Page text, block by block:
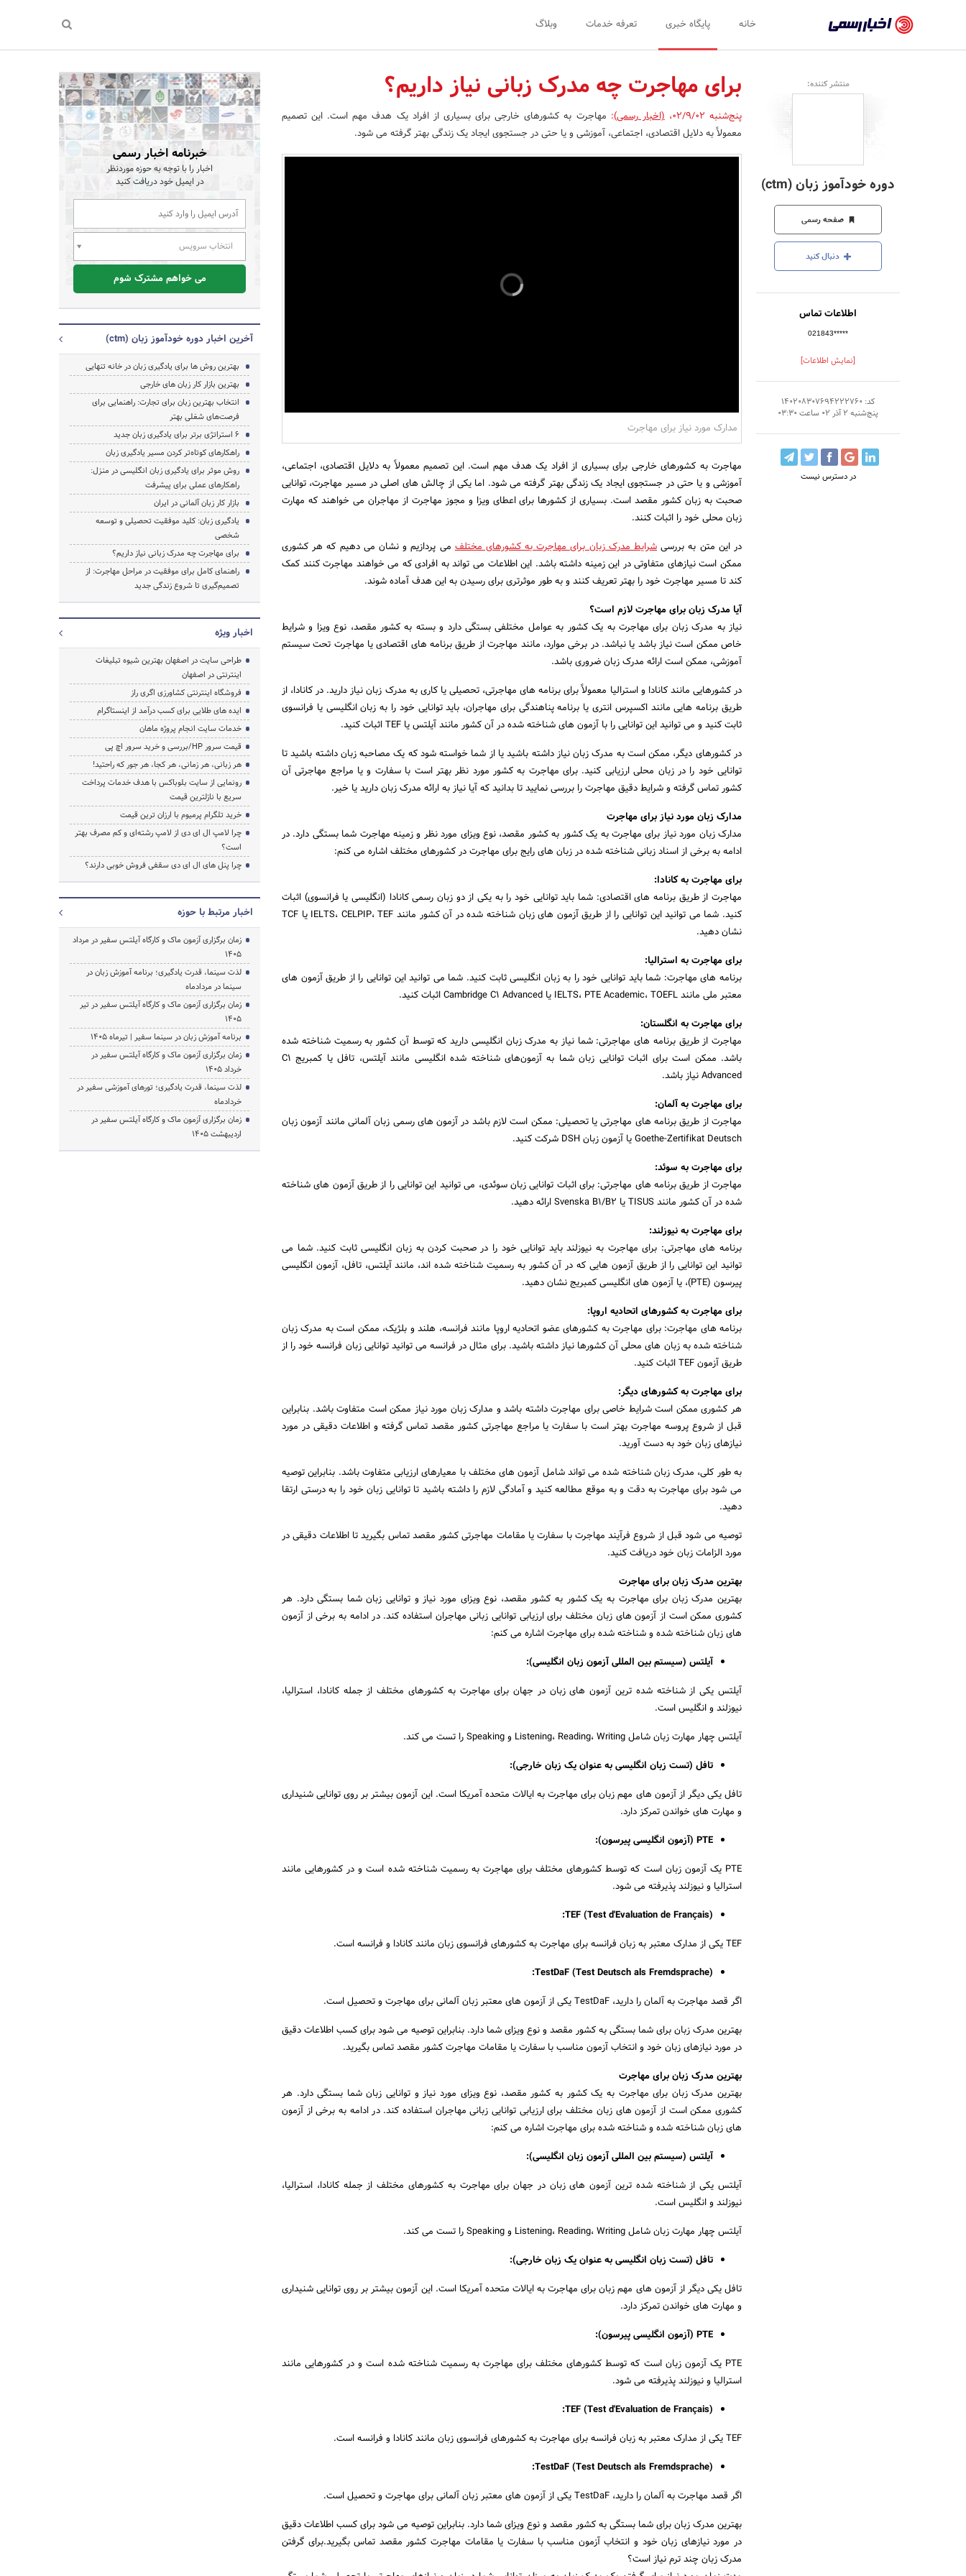
رسمی
-
اخبار
شرکت‌ها،
سازمان‌ها
و
روابط
عمومی‌ها
خانه پایگاه خبری تعرفه خدمات وبلاگ
جستجو
منتشر کننده:
دوره خودآموز زبان (ctm)
صفحه رسمی
دنبال کنید
اطلاعات تماس
021843*****
[نمایش اطلاعات]
کد: 140208307694222760
پنج‌شنبه 2 آذر 02 ساعت 03:30
در دسترس نیست
برای مهاجرت چه مدرک زبانی نیاز داریم؟
پنج‌شنبه 02/9/02 ،(اخبار رسمی): مهاجرت به کشورهای خارجی برای بسیاری از افراد یک هدف مهم است. این تصمیم
معمولاً به دلایل اقتصادی، اجتماعی، آموزشی و یا حتی در جستجوی ایجاد یک زندگی بهتر گرفته می شود.
مدارک مورد نیاز برای مهاجرت
مهاجرت به کشورهای خارجی برای بسیاری از افراد یک هدف مهم است. این تصمیم معمولاً به دلایل اقتصادی، اجتماعی،
آموزشی و یا حتی در جستجوی ایجاد یک زندگی بهتر گرفته می شود. اما یکی از چالش های اصلی در مسیر مهاجرت، توانایی
صحبت به زبان کشور مقصد است. بسیاری از کشورها برای اعطای ویزا و مجوز مهاجرت از مهاجران می خواهند که مهارت
زبان محلی خود را اثبات کنند.
در این متن به بررسی شرایط مدرک زبان برای مهاجرت به کشورهای مختلفمی پردازیم و نشان می دهیم که هر کشوری
ممکن است نیازهای متفاوتی در این زمینه داشته باشد. این اطلاعات می تواند به افرادی که می خواهند مهاجرت کنند کمک
کند تا مسیر مهاجرت خود را بهتر تعریف کنند و به طور موثرتری برای رسیدن به این هدف آماده شوند.
آیا مدرک زبان برای مهاجرت لازم است؟
نیاز به مدرک زبان برای مهاجرت به یک کشور به عوامل مختلفی بستگی دارد و بسته به کشور مقصد، نوع ویزا و شرایط
خاص ممکن است نیاز باشد یا نباشد. در برخی موارد، مانند مهاجرت از طریق برنامه های اقتصادی یا مهاجرت تحت سیستم
آموزشی، ممکن است ارائه مدرک زبان ضروری باشد.
در کشورهایی مانند کانادا و استرالیا معمولاً برای برنامه های مهاجرتی، تحصیلی یا کاری به مدرک زبان نیاز دارید. در کانادا، از
طریق برنامه هایی مانند اکسپرس انتری یا برنامه پناهندگی برای مهاجران، باید توانایی خود را به زبان انگلیسی یا فرانسوی
ثابت کنید و می توانید این توانایی را با آزمون های شناخته شده در آن کشور مانند آیلتس یا TEF اثبات کنید.
در کشورهای دیگر، ممکن است به مدرک زبان نیاز داشته باشید یا از شما خواسته شود که یک مصاحبه زبان داشته باشید تا
توانایی خود را در زبان محلی ارزیابی کنید. برای مهاجرت به کشور مورد نظر بهتر است با سفارت و یا مراجع مهاجرتی آن
کشور تماس گرفته و شرایط دقیق مهاجرت را بررسی نمایید تا بدانید که آیا نیاز به ارائه مدرک زبان دارید یا خیر.
مدارک زبان مورد نیاز برای مهاجرت
مدارک زبان مورد نیاز برای مهاجرت به یک کشور به کشور مقصد، نوع ویزای مورد نظر و زمینه مهاجرت شما بستگی دارد. در
ادامه به برخی از اسناد زبانی شناخته شده در زبان های رایج برای مهاجرت در کشورهای مختلف اشاره می کنم:
برای مهاجرت به کانادا:
مهاجرت از طریق برنامه های اقتصادی: شما باید توانایی خود را به یکی از دو زبان رسمی کانادا (انگلیسی یا فرانسوی) اثبات
کنید. شما می توانید این توانایی را از طریق آزمون های زبان شناخته شده در آن کشور مانند IELTS، CELPIP، TEF یا TCF
نشان دهید.
برای مهاجرت به استرالیا:
برنامه های مهاجرت: شما باید توانایی خود را به زبان انگلیسی ثابت کنید. شما می توانید این توانایی را از طریق آزمون های
معتبر ملی مانند IELTS، PTE Academic، TOEFL یا Cambridge C1 Advanced اثبات کنید.
برای مهاجرت به انگلستان:
مهاجرت از طریق برنامه های مهاجرتی: شما نیاز به مدرک زبان انگلیسی دارید که توسط آن کشور به رسمیت شناخته شده
باشد. ممکن است برای اثبات توانایی زبان شما به آزمون‌های شناخته شده انگلیسی مانند آیلتس، تافل یا کمبریج C1
Advanced نیاز باشد.
برای مهاجرت به آلمان:
مهاجرت از طریق برنامه های مهاجرتی یا تحصیلی: ممکن است لازم باشد در آزمون های رسمی زبان آلمانی مانند آزمون زبان
Goethe-Zertifikat Deutsch یا آزمون زبان DSH شرکت کنید.
برای مهاجرت به سوئد:
مهاجرت از طریق برنامه های مهاجرتی: برای اثبات توانایی زبان سوئدی، می توانید این توانایی را از طریق آزمون های شناخته
شده در آن کشور مانند TISUS یا Svenska B1/B2 ارائه دهید.
برای مهاجرت به نیوزلند:
برنامه های مهاجرتی: برای مهاجرت به نیوزلند باید توانایی خود را در صحبت کردن به زبان انگلیسی ثابت کنید. شما می
توانید این توانایی را از طریق آزمون هایی که در آن کشور به رسمیت شناخته شده اند، مانند آیلتس، تافل، آزمون انگلیسی
پیرسون (PTE)، یا آزمون های انگلیسی کمبریج نشان دهید.
برای مهاجرت به کشورهای اتحادیه اروپا:
برنامه های مهاجرت: برای مهاجرت به کشورهای عضو اتحادیه اروپا مانند فرانسه، هلند و بلژیک، ممکن است به مدرک زبان
شناخته شده به زبان های محلی آن کشورها نیاز داشته باشید. برای مثال در فرانسه می توانید توانایی زبان فرانسه خود را از
طریق آزمون TEF اثبات کنید.
برای مهاجرت به کشورهای دیگر:
هر کشوری ممکن است شرایط خاصی برای مهاجرت داشته باشد و مدارک زبان مورد نیاز ممکن است متفاوت باشد. بنابراین
قبل از شروع پروسه مهاجرت بهتر است با سفارت یا مراجع مهاجرتی کشور مقصد تماس گرفته و اطلاعات دقیقی در مورد
نیازهای زبان خود به دست آورید.
به طور کلی، مدرک زبان شناخته شده می تواند شامل آزمون های مختلف با معیارهای ارزیابی متفاوت باشد. بنابراین توصیه
می شود برای مهاجرت به دقت و به موقع مطالعه کنید و آمادگی لازم را داشته باشید تا توانایی زبان خود را به درستی ارتقا
دهید.
توصیه می شود قبل از شروع فرآیند مهاجرت با سفارت یا مقامات مهاجرتی کشور مقصد تماس بگیرید تا اطلاعات دقیقی در
مورد الزامات زبان خود دریافت کنید.
بهترین مدرک زبان برای مهاجرت
بهترین مدرک زبان برای مهاجرت به یک کشور به کشور مقصد، نوع ویزای مورد نیاز و توانایی زبان شما بستگی دارد. هر
کشوری ممکن است از آزمون های زبان مختلف برای ارزیابی توانایی زبانی مهاجران استفاده کند. در ادامه به برخی از آزمون
های زبان شناخته شده و شناخته شده برای مهاجرت اشاره می کنم:
آیلتس (سیستم بین المللی آزمون زبان انگلیسی):
آیلتس یکی از شناخته شده ترین آزمون های زبان در جهان برای مهاجرت به کشورهای مختلف از جمله کانادا، استرالیا،
نیوزلند و انگلیس است.
آیلتس چهار مهارت زبان شامل Listening، Reading، Writing و Speaking را تست می کند.
تافل (تست زبان انگلیسی به عنوان یک زبان خارجی):
تافل یکی دیگر از آزمون های مهم زبان برای مهاجرت به ایالات متحده آمریکا است. این آزمون بیشتر بر روی توانایی شنیداری
و مهارت های خواندن تمرکز دارد.
PTE (آزمون انگلیسی پیرسون):
PTE یک آزمون زبان است که توسط کشورهای مختلف برای مهاجرت به رسمیت شناخته شده است و در کشورهایی مانند
استرالیا و نیوزلند پذیرفته می شود.
TEF (Test d'Evaluation de Français):
TEF یکی از مدارک معتبر به زبان فرانسه برای مهاجرت به کشورهای فرانسوی زبان مانند کانادا و فرانسه است.
TestDaF (Test Deutsch als Fremdsprache):
اگر قصد مهاجرت به آلمان را دارید، TestDaF یکی از آزمون های معتبر زبان آلمانی برای مهاجرت و تحصیل است.
بهترین مدرک زبان برای شما بستگی به کشور مقصد و نوع ویزای شما دارد. بنابراین توصیه می شود برای کسب اطلاعات دقیق
در مورد نیازهای زبان خود و انتخاب آزمون مناسب با سفارت یا مقامات مهاجرت کشور مقصد تماس بگیرید.
بهترین مدرک زبان برای مهاجرت
بهترین مدرک زبان برای مهاجرت به یک کشور به کشور مقصد، نوع ویزای مورد نیاز و توانایی زبان شما بستگی دارد. هر
کشوری ممکن است از آزمون های زبان مختلف برای ارزیابی توانایی زبانی مهاجران استفاده کند. در ادامه به برخی از آزمون
های زبان شناخته شده و شناخته شده برای مهاجرت اشاره می کنم:
آیلتس (سیستم بین المللی آزمون زبان انگلیسی):
آیلتس یکی از شناخته شده ترین آزمون های زبان در جهان برای مهاجرت به کشورهای مختلف از جمله کانادا، استرالیا،
نیوزلند و انگلیس است.
آیلتس چهار مهارت زبان شامل Listening، Reading، Writing و Speaking را تست می کند.
تافل (تست زبان انگلیسی به عنوان یک زبان خارجی):
تافل یکی دیگر از آزمون های مهم زبان برای مهاجرت به ایالات متحده آمریکا است. این آزمون بیشتر بر روی توانایی شنیداری
و مهارت های خواندن تمرکز دارد.
PTE (آزمون انگلیسی پیرسون):
PTE یک آزمون زبان است که توسط کشورهای مختلف برای مهاجرت به رسمیت شناخته شده است و در کشورهایی مانند
استرالیا و نیوزلند پذیرفته می شود.
TEF (Test d'Evaluation de Français):
TEF یکی از مدارک معتبر به زبان فرانسه برای مهاجرت به کشورهای فرانسوی زبان مانند کانادا و فرانسه است.
TestDaF (Test Deutsch als Fremdsprache):
اگر قصد مهاجرت به آلمان را دارید، TestDaF یکی از آزمون های معتبر زبان آلمانی برای مهاجرت و تحصیل است.
بهترین مدرک زبان برای شما بستگی به کشور مقصد و نوع ویزای شما دارد. بنابراین توصیه می شود برای کسب اطلاعات دقیق
در مورد نیازهای زبان خود و انتخاب آزمون مناسب با سفارت یا مقامات مهاجرت کشور مقصد تماس بگیرید.برای گرفتن
مدرک زبان چند ترم نیاز است؟
خبرنامه اخبار رسمی
اخبار را با توجه به حوزه موردنظر
در ایمیل خود دریافت کنید
انتخاب سرویس
می خواهم مشترک شوم
آخرین اخبار دوره خودآموز زبان (ctm)
بهترین روش ها برای یادگیری زبان در خانه تنهایی
بهترین بازار کار زبان های خارجی
انتخاب بهترین زبان برای تجارت: راهنمایی برای
فرصت‌های شغلی بهتر
6 استراتژی برتر برای یادگیری زبان جدید
راهکارهای کوتاه‌تر کردن مسیر یادگیری زبان
روش موثر برای یادگیری زبان انگلیسی در منزل:
راهکارهای عملی برای پیشرفت
بازار کار زبان آلمانی در ایران
یادگیری زبان: کلید موفقیت تحصیلی و توسعه
شخصی
برای مهاجرت چه مدرک زبانی نیاز داریم؟
راهنمای کامل برای موفقیت در مراحل مهاجرت: از
تصمیم‌گیری تا شروع زندگی جدید
اخبار ویژه
طراحی سایت در اصفهان بهترین شیوه تبلیغات
اینترنتی در اصفهان
فروشگاه اینترنتی کشاورزی اگری راز
ایده های طلایی برای کسب درآمد از اینستاگرام
خدمات سایت انجام پروژه ماهان
قیمت سرور HP/بررسی و خرید سرور اچ پی
هر زبانی، هر زمانی، هر کجا، هر جور که راحتید!
رونمایی از سایت بلوباکس با هدف خدمات پرداخت
سریع با نازلترین قیمت
خرید تلگرام پرمیوم با ارزان ترین قیمت
چرا لامپ ال ای دی از لامپ رشته‌ای و کم مصرف بهتر
است؟
چرا پنل های ال ای دی سقفی فروش خوبی دارند؟
اخبار مرتبط با حوزه
زمان برگزاری آزمون ماک و کارگاه آیلتس سفیر در مرداد
1405
لذت سینما، قدرت یادگیری؛ برنامه آموزش زبان در
سینما در مردادماه
زمان برگزاری آزمون ماک و کارگاه آیلتس سفیر در تیر
1405
برنامه آموزش زبان در سینما سفیر | تیرماه ۱۴۰۵
زمان برگزاری آزمون ماک و کارگاه آیلتس سفیر در
خرداد 1405
لذت سینما، قدرت یادگیری؛ تورهای آموزشی سفیر در
خردادماه
زمان برگزاری آزمون ماک و کارگاه آیلتس سفیر در
اردیبهشت 1405